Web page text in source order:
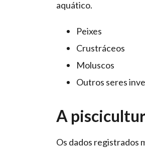
aquático.
Peixes
Crustráceos
Moluscos
Outros seres
A
Os dados registrados